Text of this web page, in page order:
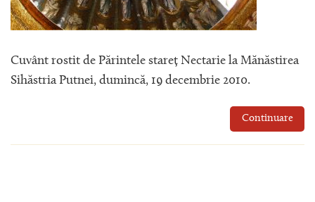
Cuvânt rostit de Părintele stareț Nectarie la Mănăstirea
Sihăstria Putnei, dumincă, 19 decembrie 2010.
Continuare